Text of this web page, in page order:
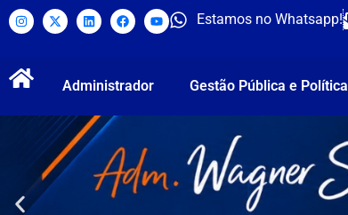
Estamos no Whatsapp!
Administrador Gestão Pública e Política